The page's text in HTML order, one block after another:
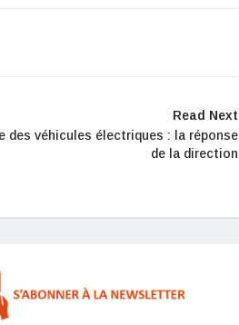
Read Next
des véhicules électriques : la réponse
de la direction